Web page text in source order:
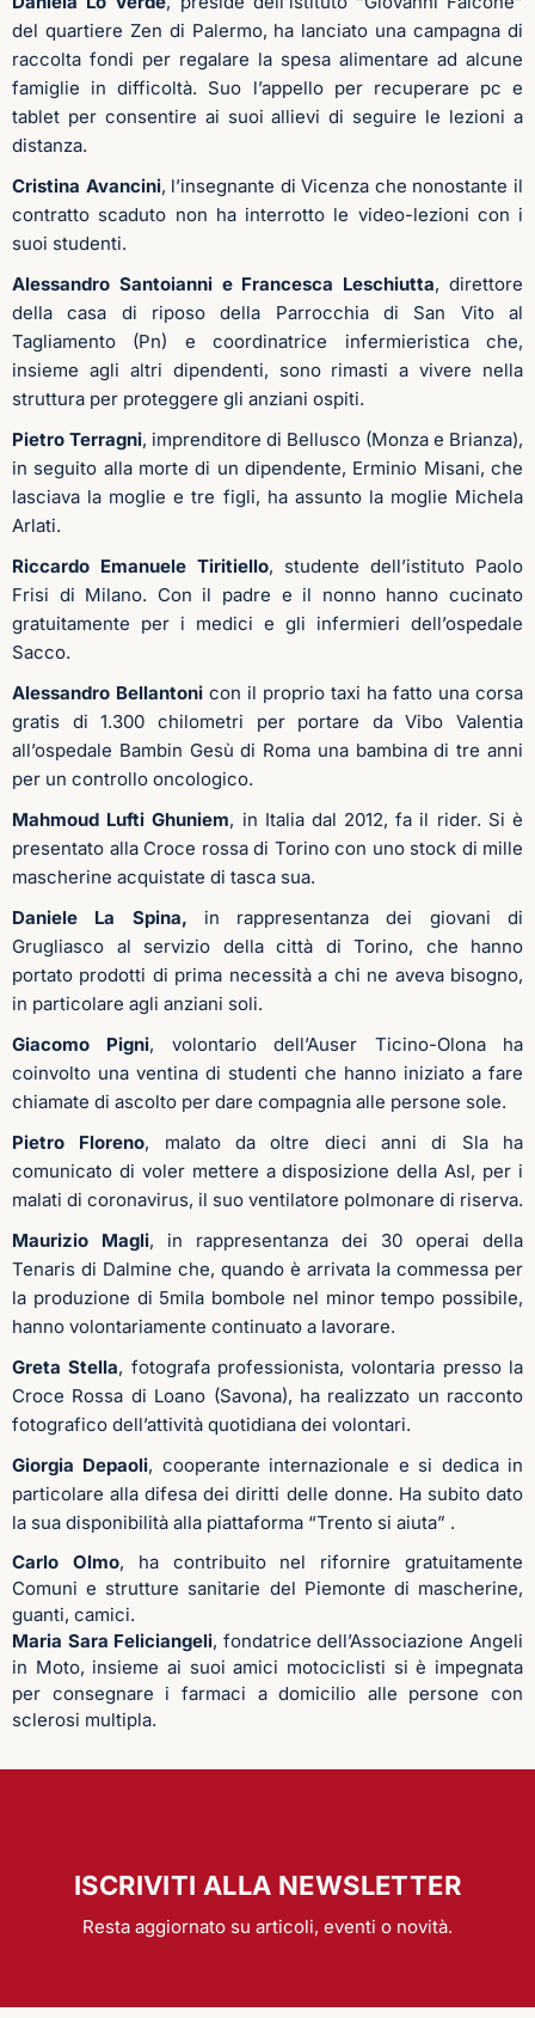
del quartiere Zen di Palermo, ha lanciato una campagna di
raccolta fondi per regalare la spesa alimentare ad alcune
famiglie in difficoltà. Suo l’appello per recuperare pc e
tablet per consentire ai suoi allievi di seguire le lezioni a
distanza.
Cristina Avancini, l’insegnante di Vicenza che nonostante il
contratto scaduto non ha interrotto le video-lezioni con i
suoi studenti.
Alessandro Santoianni e Francesca Leschiutta, direttore
della casa di riposo della Parrocchia di San Vito al
Tagliamento (Pn) e coordinatrice infermieristica che,
insieme agli altri dipendenti, sono rimasti a vivere nella
struttura per proteggere gli anziani ospiti.
Pietro Terragni, imprenditore di Bellusco (Monza e Brianza),
in seguito alla morte di un dipendente, Erminio Misani, che
lasciava la moglie e tre figli, ha assunto la moglie Michela
Arlati.
Riccardo Emanuele Tiritiello, studente dell’istituto Paolo
Frisi di Milano. Con il padre e il nonno hanno cucinato
gratuitamente per i medici e gli infermieri dell’ospedale
Sacco.
Alessandro Bellantoni con il proprio taxi ha fatto una corsa
gratis di 1.300 chilometri per portare da Vibo Valentia
all’ospedale Bambin Gesù di Roma una bambina di tre anni
per un controllo oncologico.
Mahmoud Lufti Ghuniem, in Italia dal 2012, fa il rider. Si è
presentato alla Croce rossa di Torino con uno stock di mille
mascherine acquistate di tasca sua.
Daniele La Spina, in rappresentanza dei giovani di
Grugliasco al servizio della città di Torino, che hanno
portato prodotti di prima necessità a chi ne aveva bisogno,
in particolare agli anziani soli.
Giacomo Pigni, volontario dell’Auser Ticino-Olona ha
coinvolto una ventina di studenti che hanno iniziato a fare
chiamate di ascolto per dare compagnia alle persone sole.
Pietro Floreno, malato da oltre dieci anni di Sla ha
comunicato di voler mettere a disposizione della Asl, per i
malati di coronavirus, il suo ventilatore polmonare di riserva.
Maurizio Magli, in rappresentanza dei 30 operai della
Tenaris di Dalmine che, quando è arrivata la commessa per
la produzione di 5mila bombole nel minor tempo possibile,
hanno volontariamente continuato a lavorare.
Greta Stella, fotografa professionista, volontaria presso la
Croce Rossa di Loano (Savona), ha realizzato un racconto
fotografico dell’attività quotidiana dei volontari.
Giorgia Depaoli, cooperante internazionale e si dedica in
particolare alla difesa dei diritti delle donne. Ha subito dato
la sua disponibilità alla piattaforma “Trento si aiuta” .
Carlo Olmo, ha contribuito nel rifornire gratuitamente
Comuni e strutture sanitarie del Piemonte di mascherine,
guanti, camici.
Maria Sara Feliciangeli, fondatrice dell’Associazione Angeli
in Moto, insieme ai suoi amici motociclisti si è impegnata
per consegnare i farmaci a domicilio alle persone con
sclerosi multipla.
ISCRIVITI ALLA NEWSLETTER
Resta aggiornato su articoli, eventi o novità.